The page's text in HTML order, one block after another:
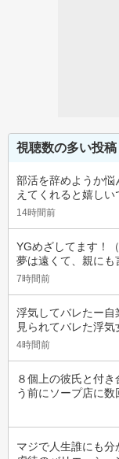
視聴数の多い投稿
部活を辞めようか
えてくれると嬉しい
14時間前
YGめざしてます！
夢は遠くて、親にも
7時間前
浮気してバレたー自
見られてバレた浮気
4時間前
８個上の彼氏と付
う前にソープ店に数
マジで人生誰にも分